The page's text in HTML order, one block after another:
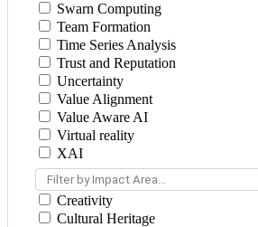
Swarn Computing
Team Formation
Time Series Analysis
Trust and Reputation
Uncertainty
Value Alignment
Value Aware AI
Virtual reality
XAI
Filter by Impact Area...
Creativity
Cultural Heritage